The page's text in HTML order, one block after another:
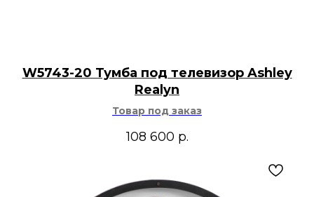
W5743-20 Тумба под телевизор Ashley
Realyn
Товар под заказ
108 600 р.